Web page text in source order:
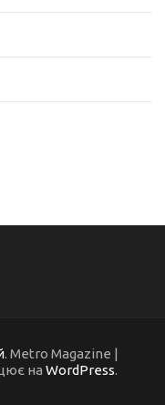
. Metro Magazine |
на WordPress.